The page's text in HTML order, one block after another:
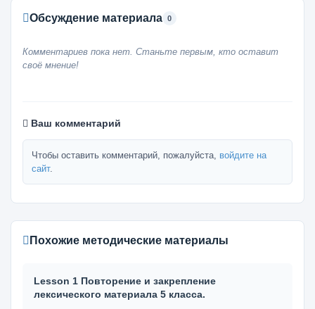
Обсуждение материала 0
Комментариев пока нет. Станьте первым, кто оставит
своё мнение!
Ваш комментарий
Чтобы оставить комментарий, пожалуйста, войдите на
сайт.
Похожие методические материалы
Lesson 1 Повторение и закрепление
лексического материала 5 класса.